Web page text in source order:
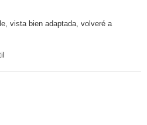
vista bien adaptada, volveré a